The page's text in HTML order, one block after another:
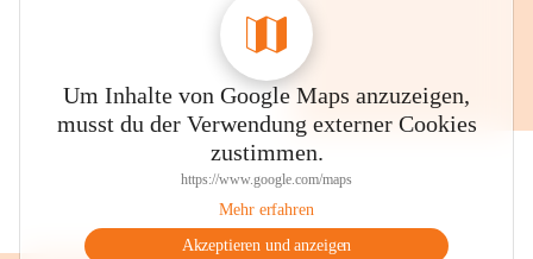
Um Inhalte von Google Maps anzuzeigen,
musst du der Verwendung externer Cookies
zustimmen.
https://www.google.com/maps
Mehr erfahren
Akzeptieren und anzeigen